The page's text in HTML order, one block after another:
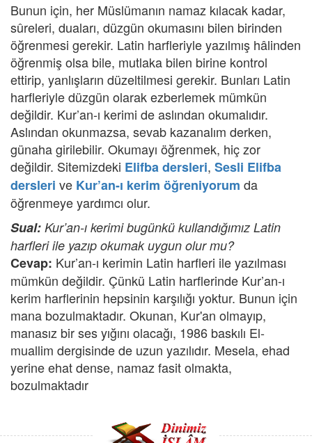
Bunun için, her Müslümanın namaz kılacak kadar,
sûreleri, duaları, düzgün okumasını bilen birinden
öğrenmesi gerekir. Latin harfleriyle yazılmış hâlinden
öğrenmiş olsa bile, mutlaka bilen birine kontrol
ettirip, yanlışların düzeltilmesi gerekir. Bunları Latin
harfleriyle düzgün olarak ezberlemek mümkün
değildir. Kur’an-ı kerimi de aslından okumalıdır.
Aslından okunmazsa, sevab kazanalım derken,
günaha girilebilir. Okumayı öğrenmek, hiç zor
değildir. Sitemizdeki Elifba dersleri, Sesli Elifba
dersleri ve Kur’an-ı kerim öğreniyorum da
öğrenmeye yardımcı olur.
Sual: Kur’an-ı kerimi bugünkü kullandığımız Latin
harfleri ile yazıp okumak uygun olur mu?
Cevap: Kur’an-ı kerimin Latin harfleri ile yazılması
mümkün değildir. Çünkü Latin harflerinde Kur’an-ı
kerim harflerinin hepsinin karşılığı yoktur. Bunun için
mana bozulmaktadır. Okunan, Kur'an olmayıp,
manasız bir ses yığını olacağı, 1986 baskılı El-
muallim dergisinde de uzun yazılıdır. Mesela, ehad
yerine ehat dense, namaz fasit olmakta,
bozulmaktadır